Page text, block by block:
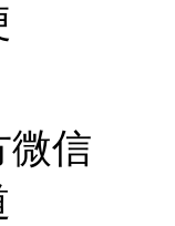
微信